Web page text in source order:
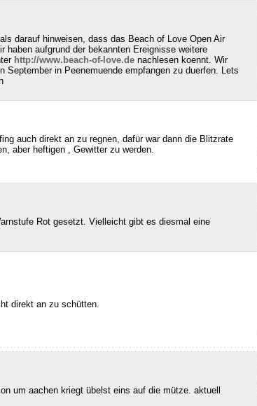
darauf hinweisen, dass das Beach of Love Open Air
haben aufgrund der bekannten Ereignisse weitere
http://www.beach-of-love.de nachlesen koennt. Wir
in Peenemuende empfangen zu duerfen. Lets
auch direkt an zu regnen, dafür war dann die Blitzrate
aber heftigen , Gewitter zu werden.
Rot gesetzt. Vielleicht gibt es diesmal eine
direkt an zu schütten.
um aachen kriegt übelst eins auf die mütze. aktuell